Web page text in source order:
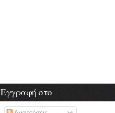
Εγγραφή στο